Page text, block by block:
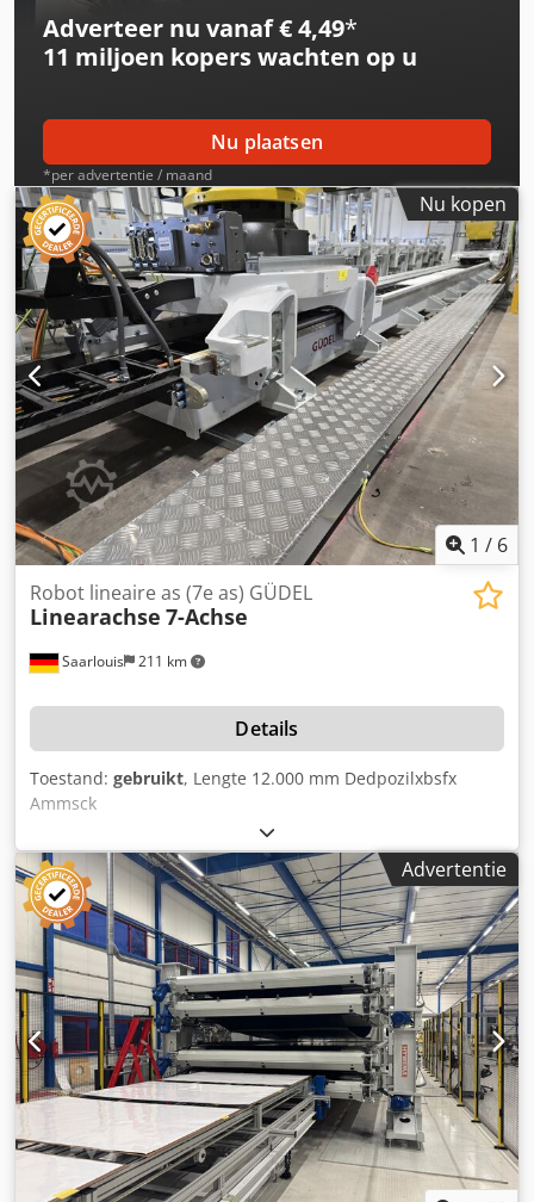
Adverteer nu vanaf € 4,49*
11 miljoen koperswachten op u
Nu plaatsen
*per advertentie / maand
Nu kopen
1 / 6
Saarlouis 211 km
Robot lineaire as (7e as) GÜDEL
Linearachse 7-Achse
Details
Toestand: gebruikt, Lengte 12.000 mm Dedpozilxbsfx
Ammsck
Advertentie